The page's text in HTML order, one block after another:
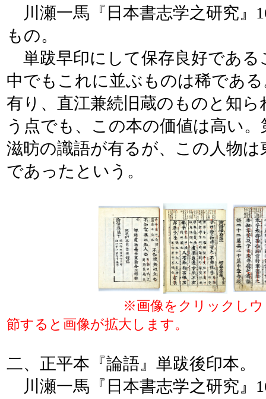
川瀬一馬『日本書志学之研究』
もの。
単跋早印にして保存良好である
中でもこれに並ぶものは稀であ
有り、直江兼続旧蔵のものと知
う点でも、この本の価値は高い
滋昉の識語が有るが、この人物
であったという。
※画像をクリックし
節すると画像が拡大します。
二、正平本『論語』単跋後印本。
川瀬一馬『日本書志学之研究』